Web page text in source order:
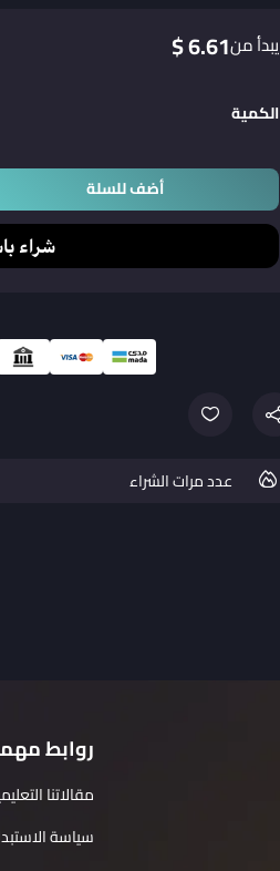
الكمية
يبدأ من6.61 $
أضف للسلة
عدد مرات الشراء
روابط
مقالاتنا
سياسة